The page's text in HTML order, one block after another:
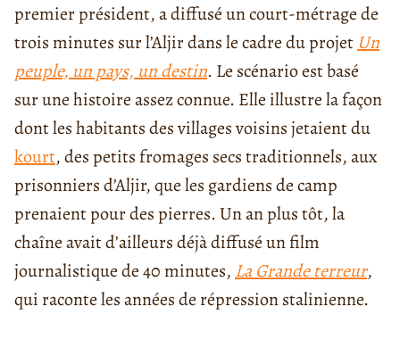
premier président, a diffusé un court-métrage de
trois minutes sur l’Aljir dans le cadre du projet Un
peuple, un pays, un destin. Le scénario est basé
sur une histoire assez connue. Elle illustre la façon
dont les habitants des villages voisins jetaient du
kourt, des petits fromages secs traditionnels, aux
prisonniers d’Aljir, que les gardiens de camp
prenaient pour des pierres. Un an plus tôt, la
chaîne avait d’ailleurs déjà diffusé un film
journalistique de 40 minutes, La Grande terreur,
qui raconte les années de répression stalinienne.